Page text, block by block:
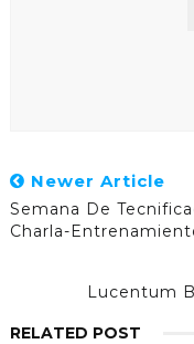
Newer Article
Semana De
Charla-
Lucentum
RELATED POST